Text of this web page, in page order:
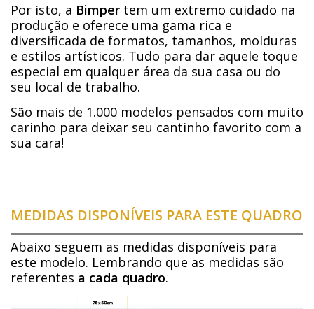
Por isto, a Bimper tem um extremo cuidado na
produção e oferece uma gama rica e
diversificada de formatos, tamanhos, molduras
e estilos artísticos. Tudo para dar aquele toque
especial em qualquer área da sua casa ou do
seu local de trabalho.
São mais de 1.000 modelos pensados com muito
carinho para deixar seu cantinho favorito com a
sua cara!
MEDIDAS DISPONÍVEIS PARA ESTE QUADRO
Abaixo seguem as medidas disponíveis para
este modelo. Lembrando que as medidas são
referentes a cada quadro.